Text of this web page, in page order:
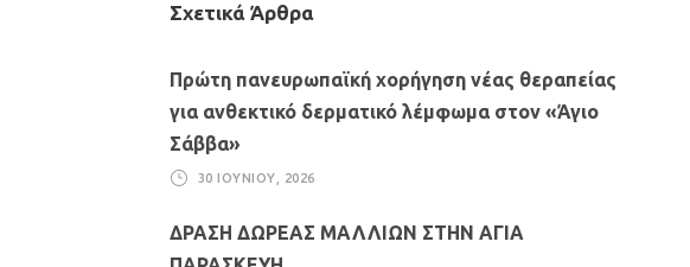
Σχετικά Άρθρα
Πρώτη πανευρωπαϊκή χορήγηση νέας θεραπείας
για ανθεκτικό δερματικό λέμφωμα στον «Άγιο
Σάββα»
30 ΙΟΥΝΊΟΥ, 2026
ΔΡΑΣΗ ΔΩΡΕΑΣ ΜΑΛΛΙΩΝ ΣΤΗΝ ΑΓΙΑ